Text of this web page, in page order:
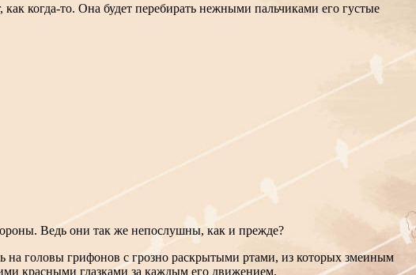
когда-то. Она будет перебирать нежными пальчиками его густые
Ведь они так же непослушны, как и прежде?
на головы грифонов с грозно раскрытыми ртами, из которых змеиным
красными глазками за каждым его движением.